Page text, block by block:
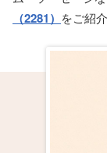
（2281） をご紹